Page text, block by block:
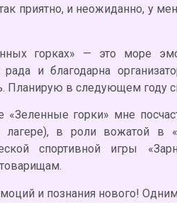
приятно, и неожиданно, у
горках» — это море
и благодарна
Планирую в следующем году
горки» мне
в роли вожатой в
спортивной игры
и познания нового!